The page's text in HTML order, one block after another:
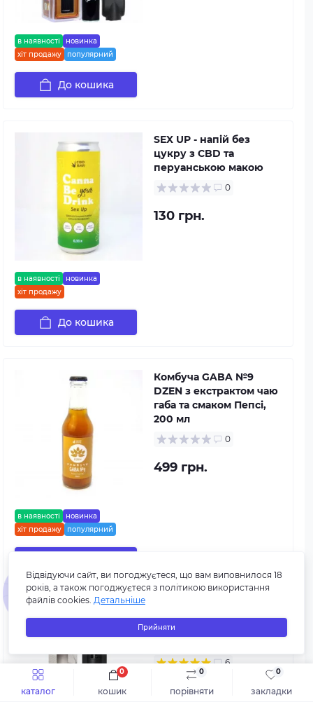
каталог порівняти
0
закладки
0
кошик
0
Швидке замовлення До кошика
в наявності
новинка
хіт продажу
популярний
До кошика
в наявності
новинка
хіт продажу
SEX UP - напій без
цукру з CBD та
перуанською макою
0
130 грн.
До кошика
в наявності
новинка
хіт продажу
популярний
Комбуча GABA №9
DZEN з екстрактом чаю
габа та смаком Пепсі,
200 мл
0
499 грн.
CANNADISS "MANGO
6
3 200 грн.
Відвідуючи сайт, ви погоджуєтеся, що вам виповнилося 18
років, а також погоджуєтеся з політикою використання
файлів cookies. Детальніше
Прийняти